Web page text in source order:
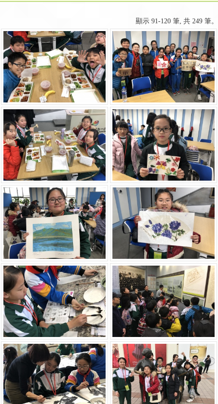
顯示 91-120 筆, 共 249 筆。